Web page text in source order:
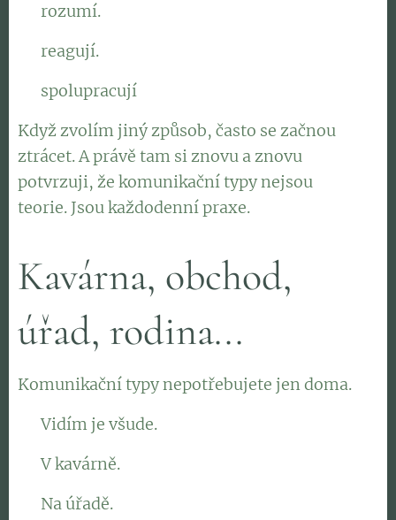
👉 rozumí.
👉 reagují.
👉 spolupracují
Když zvolím jiný způsob, často se začnou
ztrácet. A právě tam si znovu a znovu
potvrzuji, že komunikační typy nejsou
teorie. Jsou každodenní praxe.
Kavárna, obchod,
úřad, rodina...
Komunikační typy nepotřebujete jen doma.
👉 Vidím je všude.
👉 V kavárně.
👉 Na úřadě.